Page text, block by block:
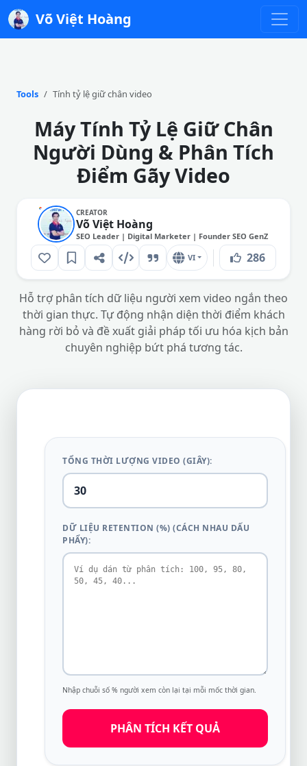
Võ Việt Hoàng
Tools Tính tỷ lệ giữ chân video
Máy Tính Tỷ Lệ Giữ Chân
Người Dùng & Phân Tích
Điểm Gãy Video
CREATOR
Võ Việt Hoàng
SEO Leader | Digital Marketer | Founder SEO GenZ
VI 286
Hỗ trợ phân tích dữ liệu người xem video ngắn theo
thời gian thực. Tự động nhận diện thời điểm khách
hàng rời bỏ và đề xuất giải pháp tối ưu hóa kịch bản
chuyên nghiệp bứt phá tương tác.
TỔNG THỜI LƯỢNG VIDEO (GIÂY):
DỮ LIỆU RETENTION (%) (CÁCH NHAU DẤU
PHẨY):
Nhập chuỗi số % người xem còn lại tại mỗi mốc thời gian.
PHÂN TÍCH KẾT QUẢ